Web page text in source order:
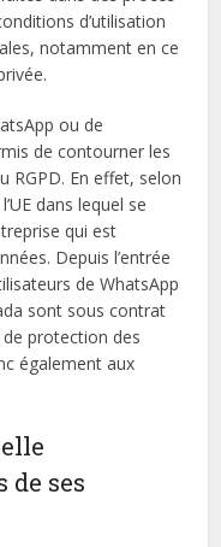
d’utilisation
notamment en ce
ou de
de contourner les
RGPD. En effet, selon
dans lequel se
qui est
Depuis l’entrée
de WhatsApp
sont sous contrat
de protection des
également aux
de ses